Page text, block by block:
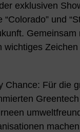
exklusiven
und
Gemeinsam
wichtiges
Chance: Für die
Greentech